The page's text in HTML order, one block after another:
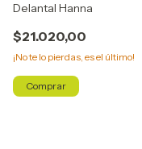
Delantal Hanna
$21.020,00
¡No te lo pierdas, es el último!
Comprar